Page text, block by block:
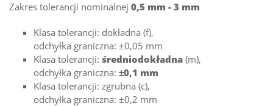
Zakres tolerancji nominalnej 0,5 mm - 3 mm
Klasa tolerancji: dokładna (f),
odchyłka graniczna: ±0,05 mm
Klasa tolerancji: średniodokładna (m),
odchyłka graniczna: ±0,1 mm
Klasa tolerancji: zgrubna (c),
odchyłka graniczna: ±0,2 mm